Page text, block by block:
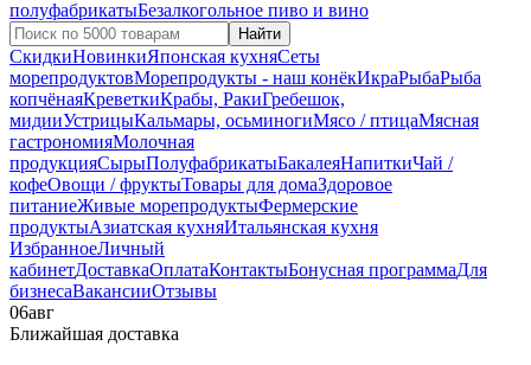
полуфабрикатыБезалкогольное пиво и вино
Найти
СкидкиНовинкиЯпонская кухняСеты
морепродуктовМорепродукты - наш конёкИкраРыбаРыба
копчёнаяКреветкиКрабы, РакиГребешок,
мидииУстрицыКальмары, осьминогиМясо / птицаМясная
гастрономияМолочная
продукцияСырыПолуфабрикатыБакалеяНапиткиЧай /
кофеОвощи / фруктыТовары для домаЗдоровое
питаниеЖивые морепродуктыФермерские
продуктыАзиатская кухняИтальянская кухня
ИзбранноеЛичный
кабинетДоставкаОплатаКонтактыБонусная программаДля
бизнесаВакансииОтзывы
06авг
Ближайшая доставка